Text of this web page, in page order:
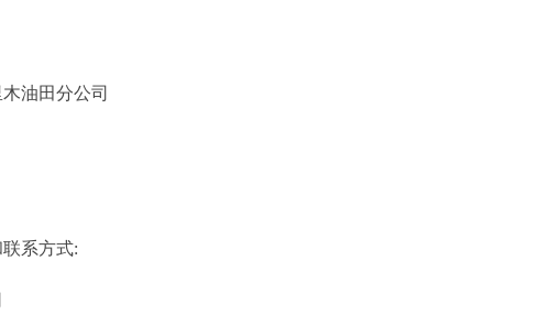
油田分公司
联系方式: